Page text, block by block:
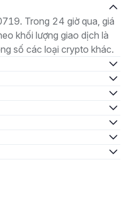
Trong 24 giờ qua, giá
khối lượng giao dịch là
số các loại crypto khác.